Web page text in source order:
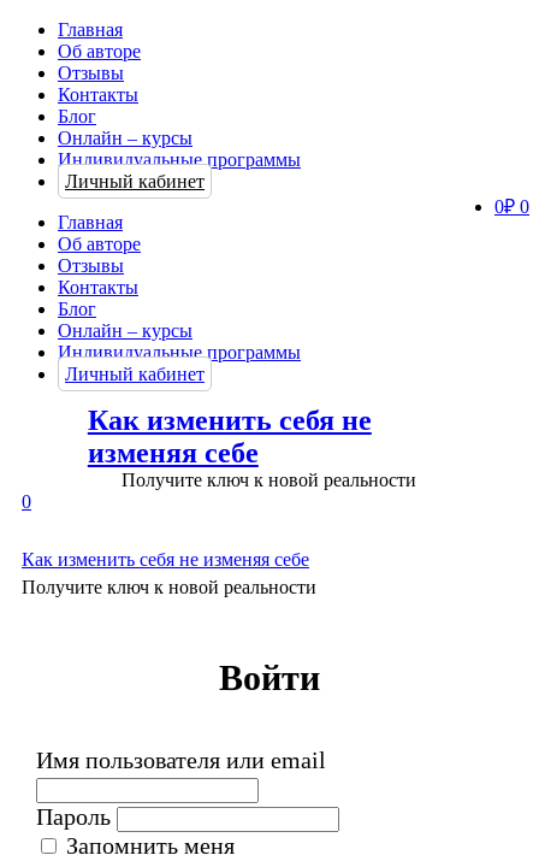
Главная
Об авторе
Отзывы
Контакты
Блог
Онлайн – курсы
Индивидуальные программы
Личный кабинет
0₽ 0
Главная
Об авторе
Отзывы
Контакты
Блог
Онлайн – курсы
Индивидуальные программы
Личный кабинет
Как изменить себя не
изменяя себе
Получите ключ к новой реальности
0
Как изменить себя не изменяя себе
Получите ключ к новой реальности
Войти
Имя пользователя или email
Пароль
Запомнить меня